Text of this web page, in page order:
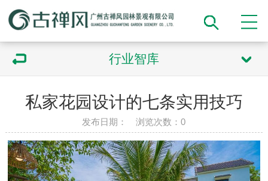
行业智库
私家花园设计的七条实用技巧
发布日期： 浏览次数：0